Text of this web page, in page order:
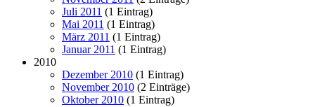
Juli 2011 (1 Eintrag)
Mai 2011 (1 Eintrag)
März 2011 (1 Eintrag)
Januar 2011 (1 Eintrag)
2010
Dezember 2010 (1 Eintrag)
November 2010 (2 Einträge)
Oktober 2010 (1 Eintrag)